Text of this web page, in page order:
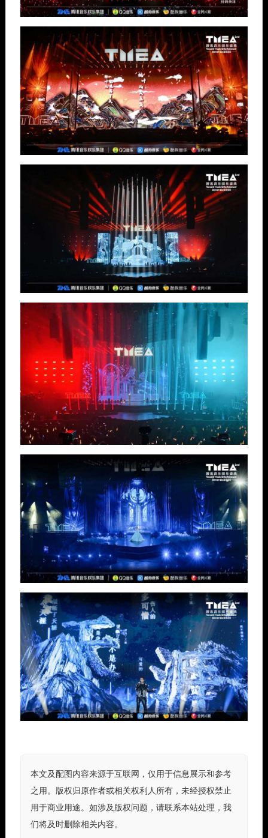
本文及配图内容来源于互联网，仅用于信息展示和参考
之用。版权归原作者或相关权利人所有，未经授权禁止
用于商业用途。如涉及版权问题，请联系本站处理，我
们将及时删除相关内容。